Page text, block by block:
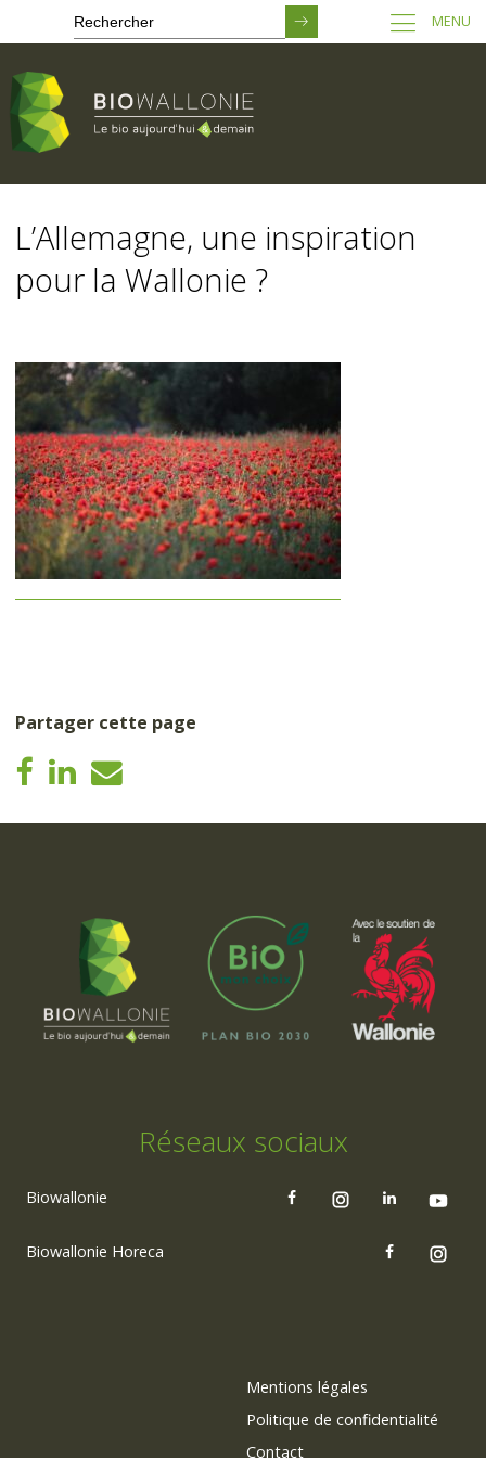
contenu
principal
MENU
L’Allemagne, une inspiration
pour la Wallonie ?
Partager cette page
Réseaux sociaux
Biowallonie
Biowallonie Horeca
Mentions légales
Politique de confidentialité
Contact